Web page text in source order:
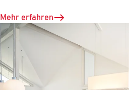
Mehr erfahren